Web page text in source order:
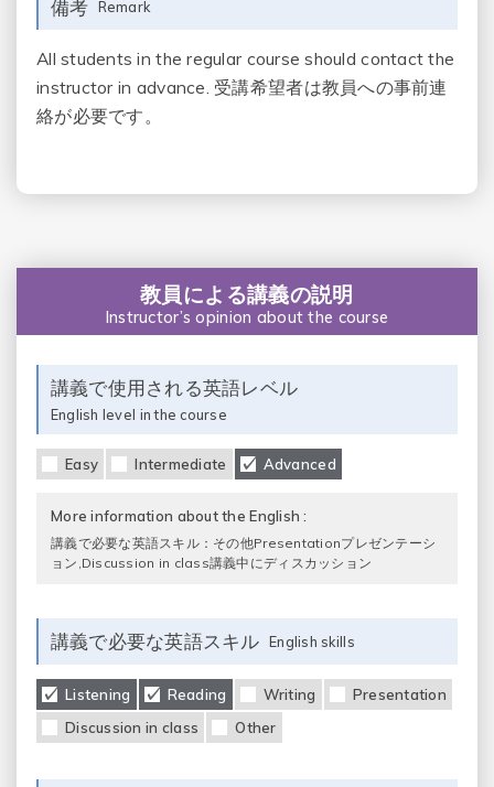
備考 Remark
All students in the regular course should contact the
instructor in advance. 受講希望者は教員への事前連
絡が必要です。
教員による講義の説明
Instructor’s opinion about the course
講義で使用される英語レベル
English level in the course
Easy Intermediate Advanced
More information about the English :
講義で必要な英語スキル：その他Presentationプレゼンテーシ
ョン,Discussion in class講義中にディスカッション
講義で必要な英語スキル English skills
Listening Reading Writing
Presentation
Discussion in class
Other